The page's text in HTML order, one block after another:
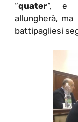
“quater“, e
allungherà,
battipagliesi